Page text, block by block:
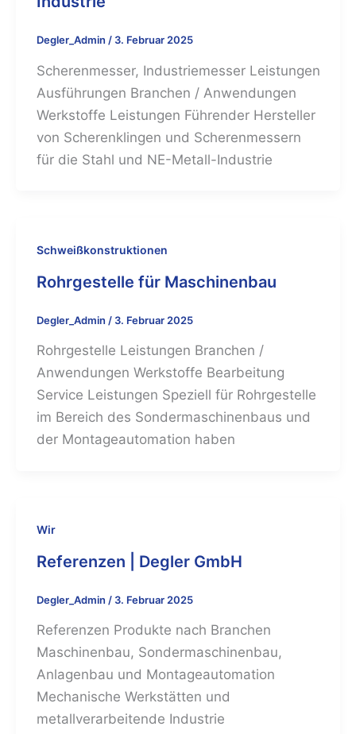
Degler_Admin / 3. Februar 2025
Scherenmesser, Industriemesser Leistungen
Ausführungen Branchen / Anwendungen
Werkstoffe Leistungen Führender Hersteller
von Scherenklingen und Scherenmessern
für die Stahl und NE-Metall-Industrie
Schweißkonstruktionen
Rohrgestelle für Maschinenbau
Degler_Admin / 3. Februar 2025
Rohrgestelle Leistungen Branchen /
Anwendungen Werkstoffe Bearbeitung
Service Leistungen Speziell für Rohrgestelle
im Bereich des Sondermaschinenbaus und
der Montageautomation haben
Wir
Referenzen | Degler GmbH
Degler_Admin / 3. Februar 2025
Referenzen Produkte nach Branchen
Maschinenbau, Sondermaschinenbau,
Anlagenbau und Montageautomation
Mechanische Werkstätten und
metallverarbeitende Industrie